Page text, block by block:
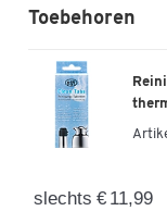
Toebehoren
slechts € 11,99